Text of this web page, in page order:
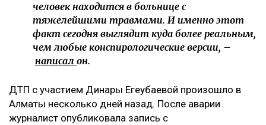
человек находится в больнице с
тяжелейшими травмами. И именно этот
факт сегодня выглядит куда более реальным,
чем любые конспирологические версии, –
написал он.
ДТП с участием Динары Егеубаевой произошло в
Алматы несколько дней назад. После аварии
журналист опубликовала запись с